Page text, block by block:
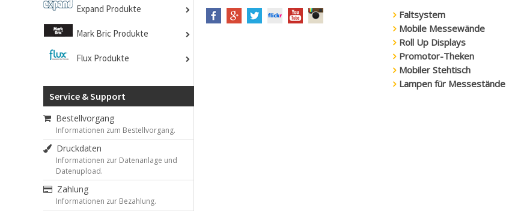
Expand Produkte
Mark Bric Produkte
Flux Produkte
Service & Support
Bestellvorgang
Informationen zum Bestellvorgang.
Druckdaten
Informationen zur Datenanlage und
Datenupload.
Zahlung
Informationen zur Bezahlung.
Faltsystem
Mobile Messewände
Roll Up Displays
Promotor-Theken
Mobiler Stehtisch
Lampen für Messestände